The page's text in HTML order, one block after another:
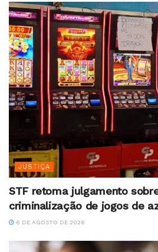
JUSTIÇA
STF retoma julgamento
criminalização de jogos de
6 DE AGOSTO DE 2026